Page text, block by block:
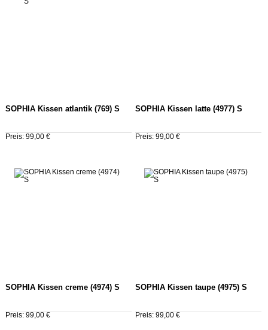
SOPHIA Kissen atlantik (769) S
Preis: 99,00 €
SOPHIA Kissen latte (4977) S
Preis: 99,00 €
SOPHIA Kissen creme (4974) S
Preis: 99,00 €
SOPHIA Kissen taupe (4975) S
Preis: 99,00 €